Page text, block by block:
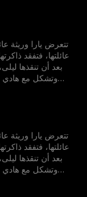
ويكشف هادي عن
ويطيحان
تتعرض يارا وريثة
عائلتها، فتفقد
وتشكل مع هادي
ويكشف هادي عن
ويطيحان
تتعرض يارا وريثة
عائلتها، فتفقد
وتشكل مع هادي